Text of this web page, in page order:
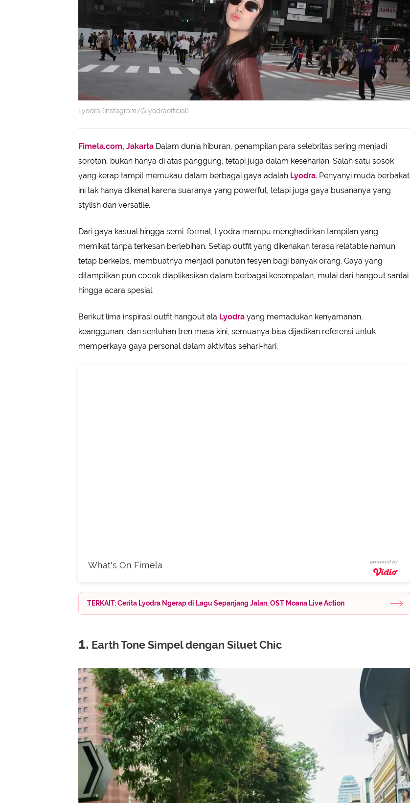
Lyodra (Instagram/@lyodraofficial)
Fimela.com, Jakarta Dalam dunia hiburan, penampilan para selebritas sering menjadi
sorotan, bukan hanya di atas panggung, tetapi juga dalam keseharian. Salah satu sosok
yang kerap tampil memukau dalam berbagai gaya adalah Lyodra. Penyanyi muda berbakat
ini tak hanya dikenal karena suaranya yang powerful, tetapi juga gaya busananya yang
stylish dan versatile.
Dari gaya kasual hingga semi-formal, Lyodra mampu menghadirkan tampilan yang
memikat tanpa terkesan berlebihan. Setiap outfit yang dikenakan terasa relatable namun
tetap berkelas, membuatnya menjadi panutan fesyen bagi banyak orang. Gaya yang
ditampilkan pun cocok diaplikasikan dalam berbagai kesempatan, mulai dari hangout santai
hingga acara spesial.
Berikut lima inspirasi outfit hangout ala Lyodra yang memadukan kenyamanan,
keanggunan, dan sentuhan tren masa kini, semuanya bisa dijadikan referensi untuk
memperkaya gaya personal dalam aktivitas sehari-hari.
What's On Fimela powered by
TERKAIT: Cerita Lyodra Ngerap di Lagu Sepanjang Jalan, OST Moana Live Action
1. Earth Tone Simpel dengan Siluet Chic